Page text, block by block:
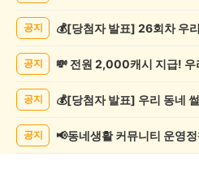
목
공지
공지
공지
공지 📢동네생활 커뮤니티 운영